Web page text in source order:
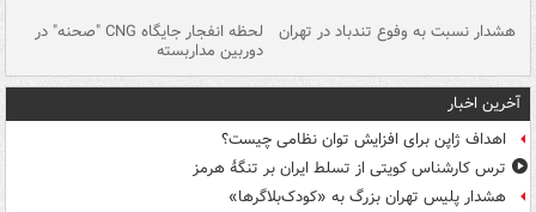
هشدار نسبت به وفوع تندباد در تهران لحظه انفجار جایگاه CNG "صحنه" در
دوربین مداربسته
آخرین اخبار
اهداف ژاپن برای افزایش توان نظامی چیست؟
ترس کارشناس کویتی از تسلط ایران بر تنگۀ هرمز
هشدار پلیس تهران بزرگ به «کودک‌بلاگرها»